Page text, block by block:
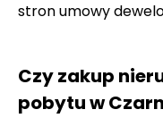
stron umowy
Czy zakup
pobytu w